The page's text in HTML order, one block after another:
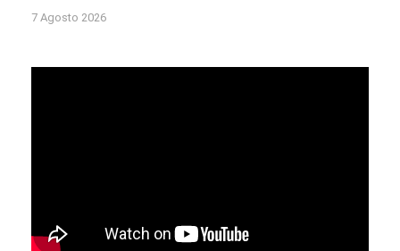
7 Agosto 2026